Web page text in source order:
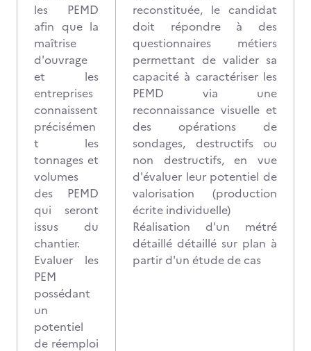
les PEMD
afin que la
maîtrise
d'ouvrage
et les
entreprises
connaissent
précisémen
t les
tonnages et
volumes
des PEMD
qui seront
issus du
chantier.
Evaluer les
PEM
possédant
un
potentiel
de réemploi
reconstituée, le candidat
doit répondre à des
questionnaires métiers
permettant de valider sa
capacité à caractériser les
PEMD via une
reconnaissance visuelle et
des opérations de
sondages, destructifs ou
non destructifs, en vue
d'évaluer leur potentiel de
valorisation (production
écrite individuelle)
Réalisation d'un métré
détaillé détaillé sur plan à
partir d'un étude de cas